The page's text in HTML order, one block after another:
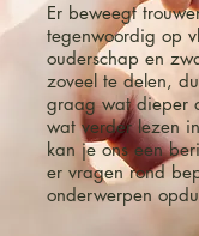
Er beweegt
tegenwoordig op
ouderschap en
zoveel te delen,
graag wat dieper
wat verder lezen
kan je ons een
er vragen rond
onderwerpen